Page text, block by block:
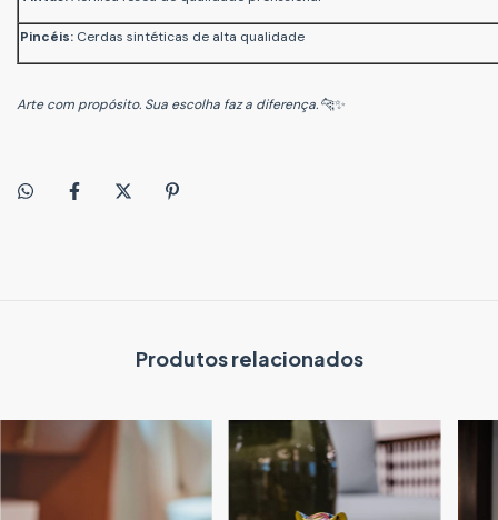
Pincéis: Cerdas sintéticas de alta qualidade
Arte com propósito. Sua escolha faz a diferença. 🐆✨
Produtos relacionados